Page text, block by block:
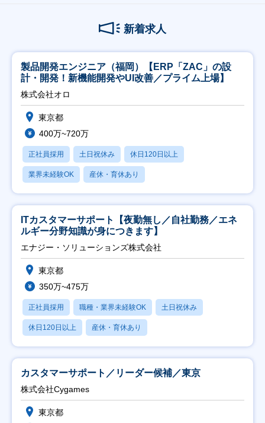
新着求人
製品開発エンジニア（福岡）【ERP「ZAC」の設
計・開発！新機能開発やUI改善／プライム上場】
株式会社オロ
東京都
400万~720万
正社員採用 土日祝休み 休日120日以上
業界未経験OK 産休・育休あり
ITカスタマーサポート【夜勤無し／自社勤務／エネ
ルギー分野知識が身につきます】
エナジー・ソリューションズ株式会社
東京都
350万~475万
正社員採用 職種・業界未経験OK 土日祝休み
休日120日以上 産休・育休あり
カスタマーサポート／リーダー候補／東京
株式会社Cygames
東京都